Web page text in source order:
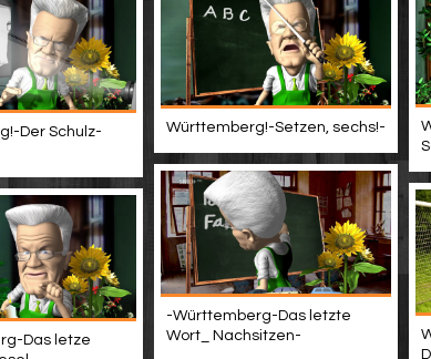
Württemberg!-Setzen, sechs!-
Der Schulz-
-Württemberg-Das letzte
Wort_ Nachsitzen-
Das letze